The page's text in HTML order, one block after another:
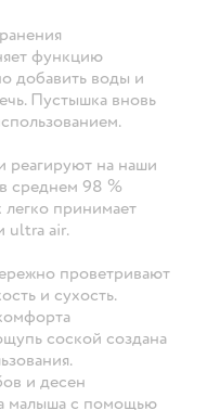
функцию
добавить воды и
Пустышка вновь
реагируют на наши
среднем 98 %
принимает
ultra air.
проветривают
и сухость.
соской создана
и десен
малыша с помощью